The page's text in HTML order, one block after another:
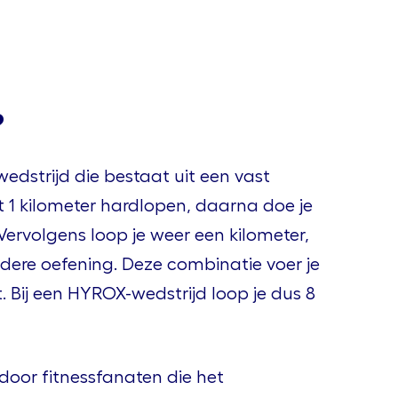
die bestaat uit een vast
1 kilometer hardlopen, daarna doe je
loop je weer een kilometer,
oefening. Deze combinatie voer je
een HYROX-wedstrijd loop je dus 8
fitnessfanaten die het